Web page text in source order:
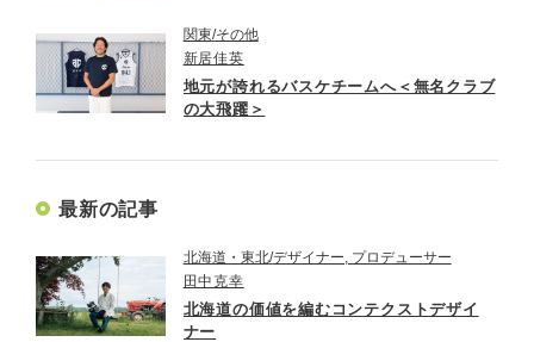
関東 その他
新居佳英
地元が誇れるバスケチームへ＜無名クラブ
の大飛躍＞
最新の記事
北海道・東北 デザイナー, プロデューサー
田中克幸
北海道の価値を編むコンテクストデザイ
ナー